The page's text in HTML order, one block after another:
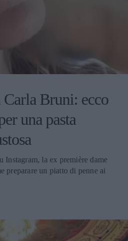
Bruni: ecco
una pasta
Instagram, la ex première dame
preparare un piatto di penne ai